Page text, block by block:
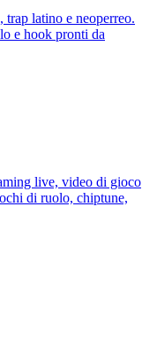
trap latino e neoperreo.
e hook pronti da
live, video di gioco
di ruolo, chiptune,